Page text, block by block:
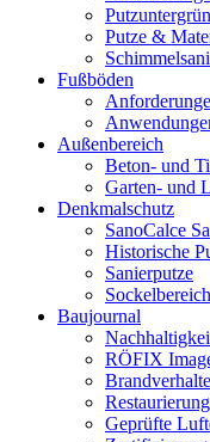
Putze &
Fußböden
Außenbereich
Beton- und
Garten- und
Denkmalschutz
SanoCalce
Historische
Sanierputze
Sockelbereich
Baujournal
RÖFIX
Geprüfte